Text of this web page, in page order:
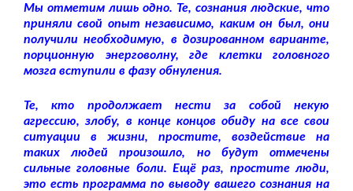
Мы отметим лишь одно. Те, сознания людские, что
приняли свой опыт независимо, каким он был, они
получили необходимую, в дозированном варианте,
порционную энерговолну, где клетки головного
мозга вступили в фазу обнуления.
Те, кто продолжает нести за собой некую
агрессию, злобу, в конце концов обиду на все свои
ситуации в жизни, простите, воздействие на
таких людей произошло, но будут отмечены
сильные головные боли. Ещё раз, простите люди,
это есть программа по выводу вашего сознания на